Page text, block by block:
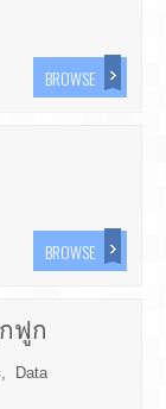
BROWSE
BROWSE
ฟูก
Data